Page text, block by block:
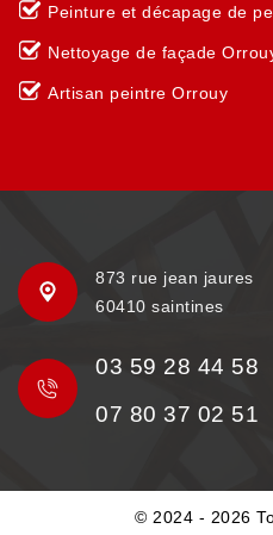
Peinture et décapage de
Nettoyage de façade
Artisan peintre Orrouy
873 rue jean jaures
60410 saintines
03 59 28 44 58
07 80 37 02 51
© 2024 - 2026